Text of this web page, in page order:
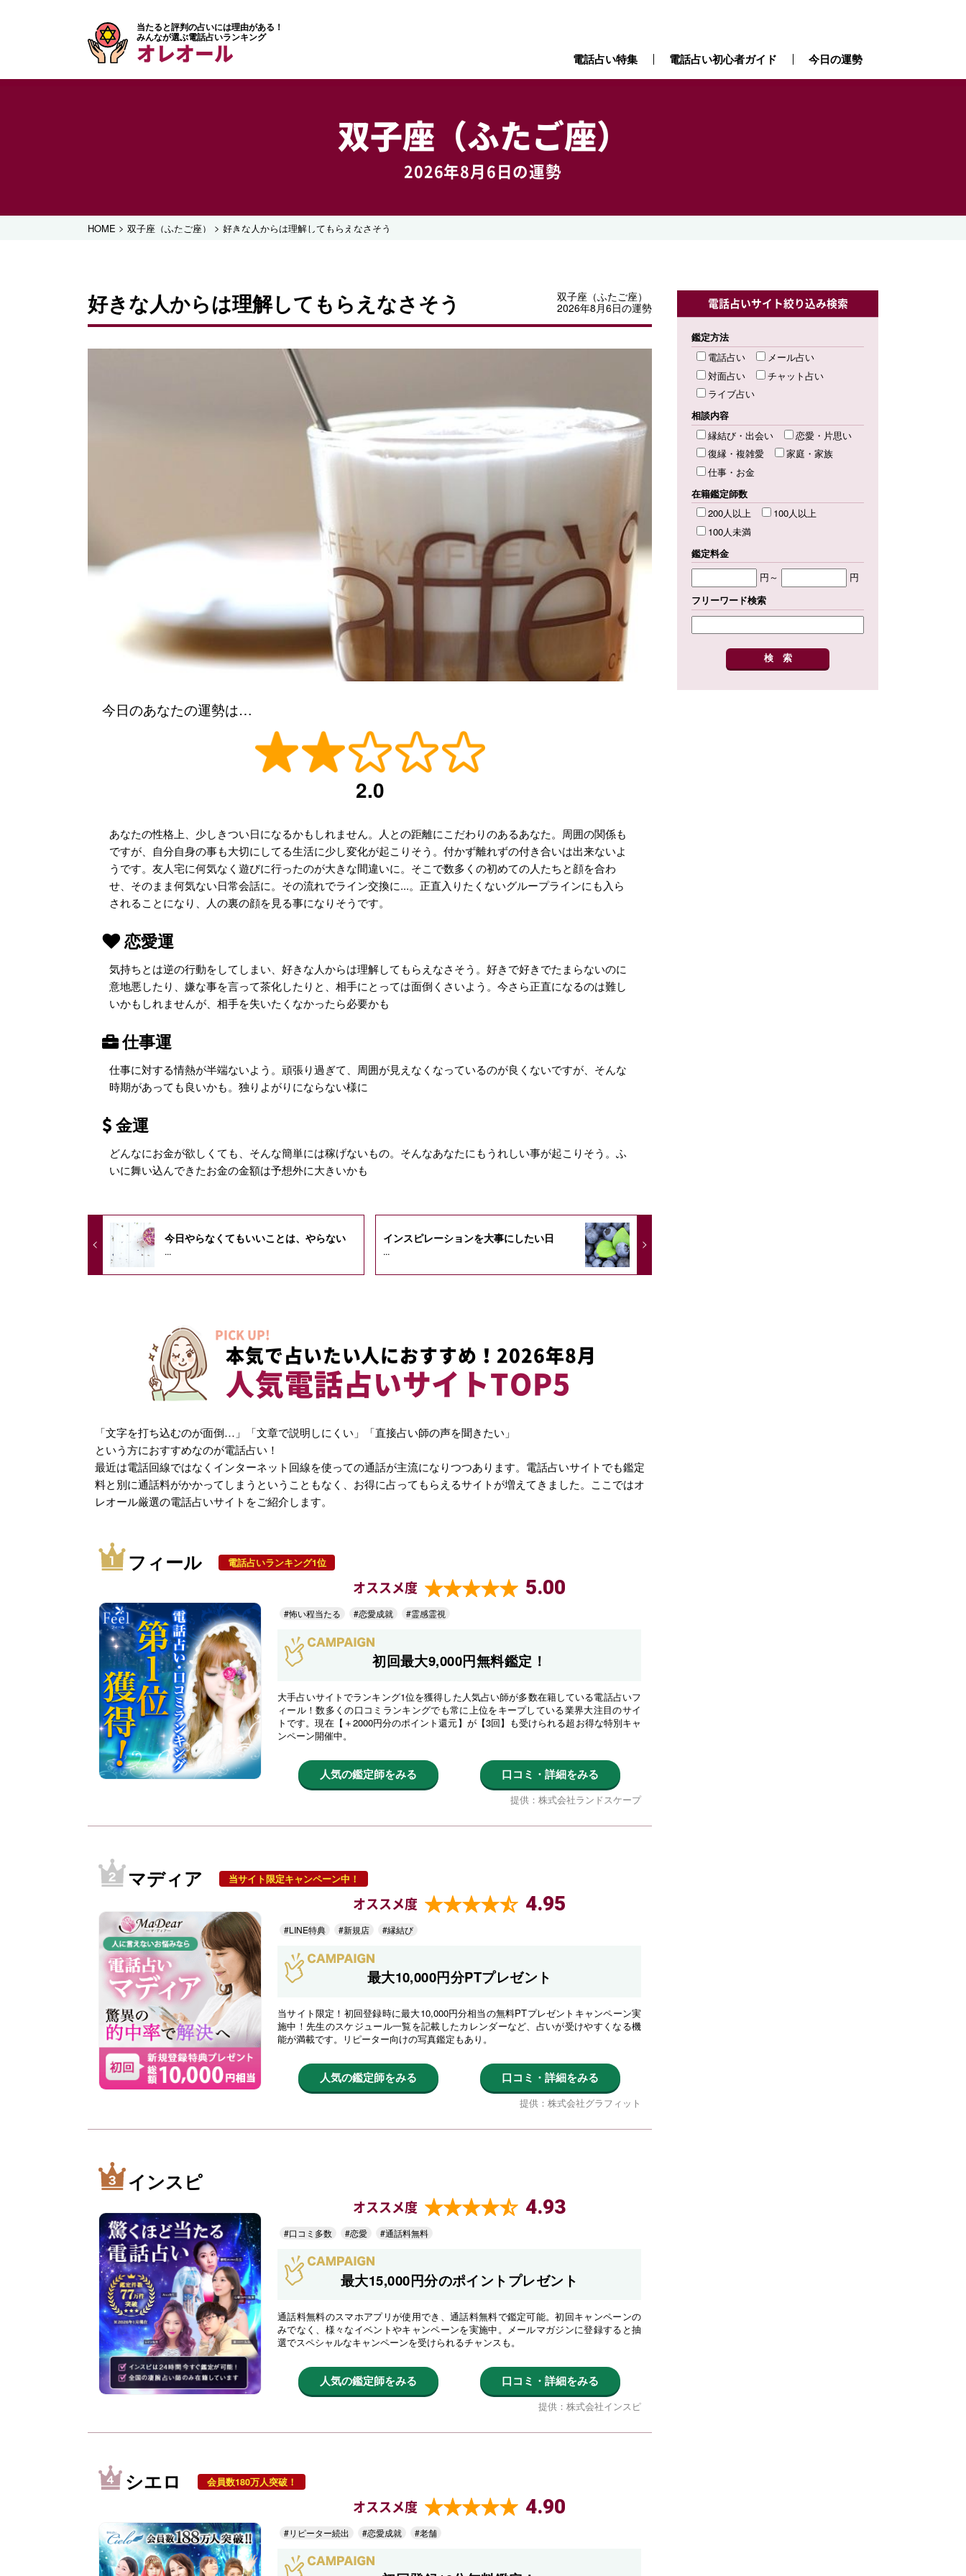
当たると評判の占いには理由がある！
みんなが選ぶ電話占いランキング
オレオール 電話占い特集 電話占い初心者ガイド 今日の運勢
双子座（ふたご座）
2026年8月6日の運勢
HOME > 双子座（ふたご座） > 好きな人からは理解してもらえなさそう
好きな人からは理解してもらえなさそう
双子座（ふたご座）
2026年8月6日の運勢
今日のあなたの運勢は…
2.0
あなたの性格上、少しきつい日になるかもしれません。人との距離にこだわりのあるあなた。周囲の関係も
ですが、自分自身の事も大切にしてる生活に少し変化が起こりそう。付かず離れずの付き合いは出来ないよ
うです。友人宅に何気なく遊びに行ったのが大きな間違いに。そこで数多くの初めての人たちと顔を合わ
せ、そのまま何気ない日常会話に。その流れでライン交換に...。正直入りたくないグループラインにも入ら
されることになり、人の裏の顔を見る事になりそうです。
恋愛運
気持ちとは逆の行動をしてしまい、好きな人からは理解してもらえなさそう。好きで好きでたまらないのに
意地悪したり、嫌な事を言って茶化したりと、相手にとっては面倒くさいよう。今さら正直になるのは難し
いかもしれませんが、相手を失いたくなかったら必要かも
仕事運
仕事に対する情熱が半端ないよう。頑張り過ぎて、周囲が見えなくなっているのが良くないですが、そんな
時期があっても良いかも。独りよがりにならない様に
金運
どんなにお金が欲しくても、そんな簡単には稼げないもの。そんなあなたにもうれしい事が起こりそう。ふ
いに舞い込んできたお金の金額は予想外に大きいかも
今日やらなくてもいいことは、やらない
...
インスピレーションを大事にしたい日
...
PICK UP!
本気で占いたい人におすすめ！2026年8月
人気電話占いサイトTOP5
「文字を打ち込むのが面倒…」「文章で説明しにくい」「直接占い師の声を聞きたい」
という方におすすめなのが電話占い！
最近は電話回線ではなくインターネット回線を使っての通話が主流になりつつあります。電話占いサイトでも鑑定
料と別に通話料がかかってしまうということもなく、お得に占ってもらえるサイトが増えてきました。ここではオ
レオール厳選の電話占いサイトをご紹介します。
フィール 電話占いランキング1位
オススメ度 5.00
#怖い程当たる #恋愛成就 #霊感霊視
初回最大9,000円無料鑑定！
大手占いサイトでランキング1位を獲得した人気占い師が多数在籍している電話占いフ
ィール！数多くの口コミランキングでも常に上位をキープしている業界大注目のサイ
トです。現在【＋2000円分のポイント還元】が【3回】も受けられる超お得な特別キャ
ンペーン開催中。
人気の鑑定師をみる 口コミ・詳細をみる
提供：株式会社ランドスケープ
マディア 当サイト限定キャンペーン中！
オススメ度 4.95
#LINE特典 #新規店 #縁結び
最大10,000円分PTプレゼント
当サイト限定！初回登録時に最大10,000円分相当の無料PTプレゼントキャンペーン実
施中！先生のスケジュール一覧を記載したカレンダーなど、占いが受けやすくなる機
能が満載です。リピーター向けの写真鑑定もあり。
人気の鑑定師をみる 口コミ・詳細をみる
提供：株式会社グラフィット
インスピ
オススメ度 4.93
#口コミ多数 #恋愛 #通話料無料
最大15,000円分のポイントプレゼント
通話料無料のスマホアプリが使用でき、通話料無料で鑑定可能。初回キャンペーンの
みでなく、様々なイベントやキャンペーンを実施中。メールマガジンに登録すると抽
選でスペシャルなキャンペーンを受けられるチャンスも。
人気の鑑定師をみる 口コミ・詳細をみる
提供：株式会社インスピ
シエロ 会員数180万人突破！
オススメ度 4.90
#リピーター続出 #恋愛成就 #老舗
電話占いサイト絞り込み検索
鑑定方法
電話占い
メール占い
対面占い
チャット占い
ライブ占い
相談内容
縁結び・出会い
恋愛・片思い
復縁・複雑愛
家庭・家族
仕事・お金
在籍鑑定師数
200人以上
100人以上
100人未満
鑑定料金
円～
円
フリーワード検索